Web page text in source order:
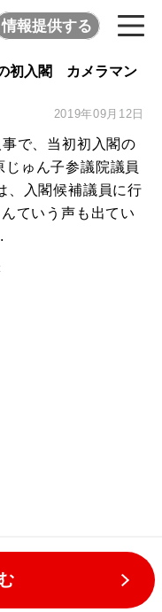
情報提供する
初入閣 カメラマン
2019年09月12日
で、当初初入閣の
ゅん子参議院議員
、入閣候補議員に行
ていう声も出てい